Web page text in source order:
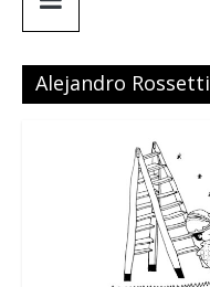
Alejandro Rossetti